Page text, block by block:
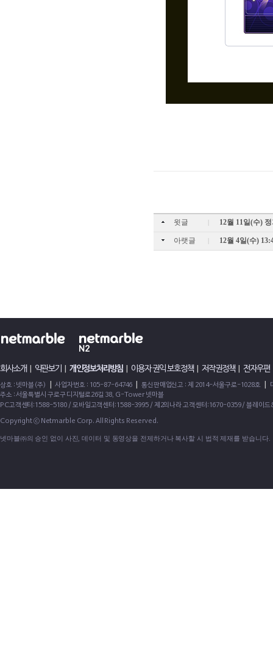
윗글 | 12월 11일(수)
아랫글 | 12월 4일(수)
회사소개 약관보기 개인정보처리방침 이용자 권익 보호정책| 저작권정책| 전자우편
상호 : 넷마블(주) 사업자번호 : 105-87-64746 통신판매업신고 : 제 2014-서울구로-1028호
주소 : 서울특별시 구로구 디지털로26길 38, G-Tower 넷마블
PC고객센터:1588-5180 / 모바일고객센터:1588-3995 / 제2의나라 고객센터:1670-0359 / 블레이
Copyright ⓒ Netmarble Corp. All Rights Reserved.
넷마블㈜의 승인 없이 사진, 데이터 및 동영상을 전제하거나 복사할 시 법적 제재를 받습니다.